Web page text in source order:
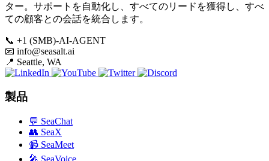
ター。サポートを自動化し、すべてのリードを獲得し、すべ
ての顧客との会話を統合します。
📞 +1 (SMB)-AI-AGENT
📧 info@seasalt.ai
📍 Seattle, WA
製品
💬 SeaChat
👥 SeaX
📹 SeaMeet